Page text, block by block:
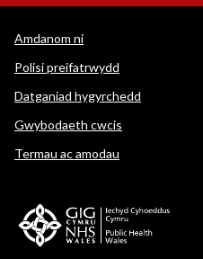
Dolenni cymorth
Amdanom ni
Polisi preifatrwydd
Datganiad hygyrchedd
Gwybodaeth cwcis
Termau ac amodau